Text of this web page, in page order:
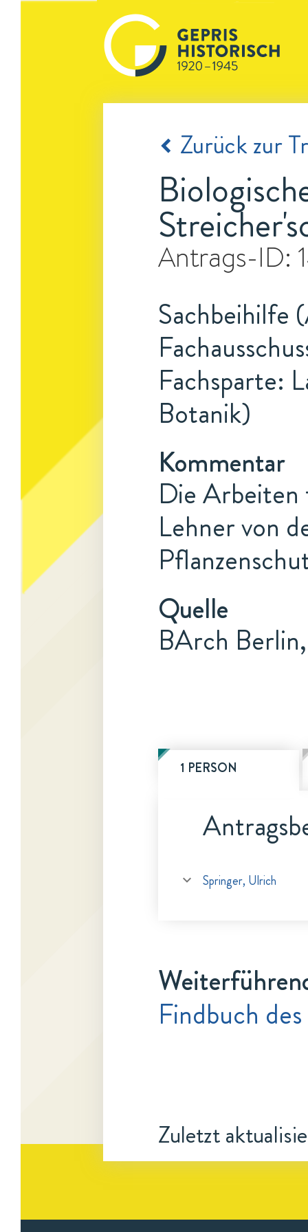
Zurück zur
Antrags-ID:
Sachbeihilfe
Fachsparte:
Botanik)
Kommentar
Die
Lehner von
Quelle
BArch
1 PERSON
Springer, Ulrich
Findbuch
Zuletzt